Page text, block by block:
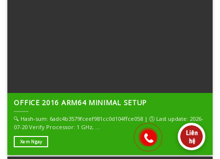
OFFICE 2016 ARM64 MINIMAL SETUP
🔍 Hash-sum: 6adc4b3579fceef981cc0d104ffce058 | 🕓 Last update: 2026-
07-20 Verify Processor: 1 GHz, ...
Xem Ngay